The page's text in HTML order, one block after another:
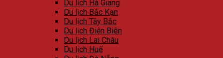
Du lịch Hà Giang
Du lịch Bắc Kạn
Du lịch Tây Bắc
Du lịch Điện Biên
Du lịch Lai Châu
Du lịch Huế